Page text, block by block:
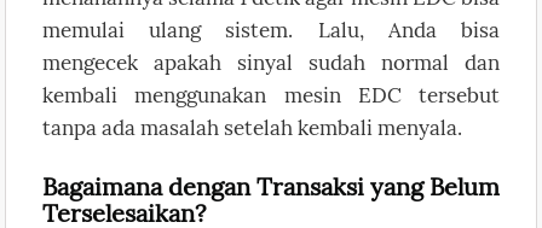
memulai ulang sistem. Lalu, Anda bisa
mengecek apakah sinyal sudah normal dan
kembali menggunakan mesin EDC tersebut
tanpa ada masalah setelah kembali menyala.
Bagaimana dengan Transaksi yang Belum
Terselesaikan?